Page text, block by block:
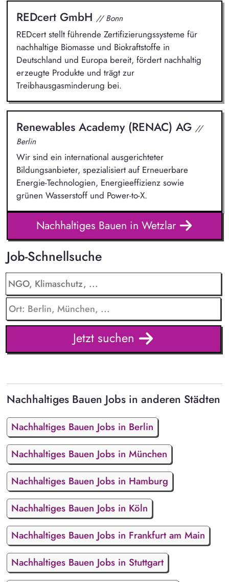
REDcert GmbH // Bonn
REDcert stellt führende Zertifizierungssysteme für
nachhaltige Biomasse und Biokraftstoffe in
Deutschland und Europa bereit, fördert nachhaltig
erzeugte Produkte und trägt zur
Treibhausgasminderung bei.
Renewables Academy (RENAC) AG //
Berlin
Wir sind ein international ausgerichteter
Bildungsanbieter, spezialisiert auf Erneuerbare
Energie-Technologien, Energieeffizienz sowie
grünen Wasserstoff und Power-to-X.
Nachhaltiges Bauen in Wetzlar
Job-Schnellsuche
Jetzt suchen
Nachhaltiges Bauen Jobs in anderen Städten
Nachhaltiges Bauen Jobs in Berlin
Nachhaltiges Bauen Jobs in München
Nachhaltiges Bauen Jobs in Hamburg
Nachhaltiges Bauen Jobs in Köln
Nachhaltiges Bauen Jobs in Frankfurt am Main
Nachhaltiges Bauen Jobs in Stuttgart